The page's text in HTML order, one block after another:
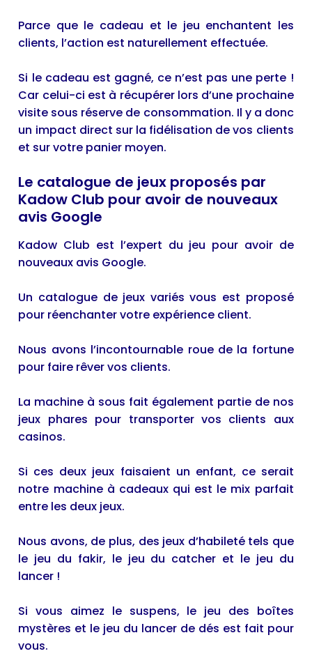
Parce que le cadeau et le jeu enchantent les
clients, l’action est naturellement effectuée.
Si le cadeau est gagné, ce n’est pas une perte !
Car celui-ci est à récupérer lors d’une prochaine
visite sous réserve de consommation. Il y a donc
un impact direct sur la fidélisation de vos clients
et sur votre panier moyen.
Le catalogue de jeux proposés par
Kadow Club pour avoir de nouveaux
avis Google
Kadow Club est l’expert du jeu pour avoir de
nouveaux avis Google.
Un catalogue de jeux variés vous est proposé
pour réenchanter votre expérience client.
Nous avons l’incontournable roue de la fortune
pour faire rêver vos clients.
La machine à sous fait également partie de nos
jeux phares pour transporter vos clients aux
casinos.
Si ces deux jeux faisaient un enfant, ce serait
notre machine à cadeaux qui est le mix parfait
entre les deux jeux.
Nous avons, de plus, des jeux d’habileté tels que
le jeu du fakir, le jeu du catcher et le jeu du
lancer !
Si vous aimez le suspens, le jeu des boîtes
mystères et le jeu du lancer de dés est fait pour
vous.